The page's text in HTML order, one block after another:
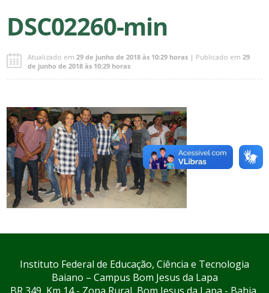
DSC02260-min
Atualizado em29 de junho de 2018 às 10:29 horas | Publicado em29
de junho de 2018 às 10:29 horas
Instituto Federal de Educação, Ciência e Tecnologia
Baiano – Campus Bom Jesus da Lapa